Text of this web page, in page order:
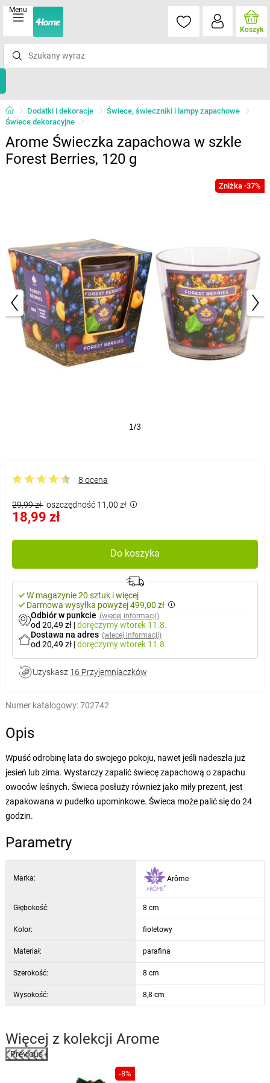
Menu
Koszyk
Dodatki i dekoracje
Świece, świeczniki i lampy zapachowe
Świece dekoracyjne
Arome Świeczka zapachowa w szkle
Forest Berries, 120 g
Zniżka -37%
1/3
8 ocena
29,99 zł oszczędność 11,00 zł
18,99 zł
Do koszyka
W magazynie 20 sztuk i więcej
Darmowa wysyłka powyżej 499,00 zł
Odbiór w punkcie (więcej informacji)
od 20,49 zł |doręczymywtorek 11.8.
Dostawa na adres (więcej informacji)
od 20,49 zł |doręczymywtorek 11.8.
Uzyskasz 16 Przyjemniaczków
Numer katalogowy:702742
Opis
Wpuść odrobinę lata do swojego pokoju, nawet jeśli nadeszła już
jesień lub zima. Wystarczy zapalić świecę zapachową o zapachu
owoców leśnych. Świeca posłuży również jako miły prezent, jest
zapakowana w pudełko upominkowe. Świeca może palić się do 24
godzin.
Parametry
Marka: Arôme
Głębokość: 8 cm
Kolor: fioletowy
Materiał: parafina
Szerokość: 8 cm
Wysokość: 8,8 cm
Więcej z kolekcji Arome
Previous
-8%